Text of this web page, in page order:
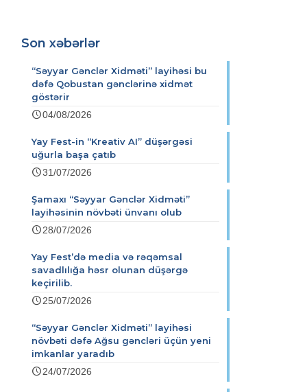
Son xəbərlər
“Səyyar Gənclər Xidməti” layihəsi bu
dəfə Qobustan gənclərinə xidmət
göstərir
04/08/2026
Yay Fest-in “Kreativ AI” düşərgəsi
uğurla başa çatıb
31/07/2026
Şamaxı “Səyyar Gənclər Xidməti”
layihəsinin növbəti ünvanı olub
28/07/2026
Yay Fest’də media və rəqəmsal
savadlılığa həsr olunan düşərgə
keçirilib.
25/07/2026
“Səyyar Gənclər Xidməti” layihəsi
növbəti dəfə Ağsu gəncləri üçün yeni
imkanlar yaradıb
24/07/2026